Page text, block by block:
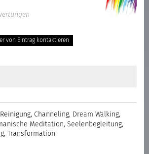
von Eintrag kontaktieren
, Channeling, Dream Walking,
Meditation, Seelenbegleitung,
, Transformation